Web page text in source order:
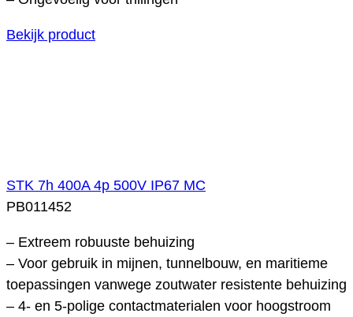
Bekijk product
STK 7h 400A 4p 500V IP67 MC
PB011452
– Extreem robuuste behuizing
– Voor gebruik in mijnen, tunnelbouw, en maritieme
toepassingen vanwege zoutwater resistente behuizing
– 4- en 5-polige contactmaterialen voor hoogstroom